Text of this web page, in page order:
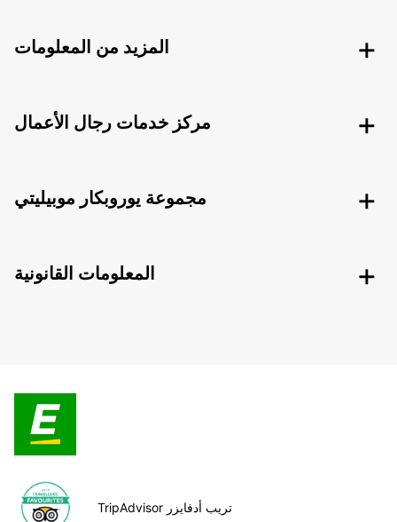
المزيد من المعلومات
مركز خدمات رجال الأعمال
مجموعة يوروبكار موبيليتي
المعلومات القانونية
TripAdvisor تريب أدفايزر